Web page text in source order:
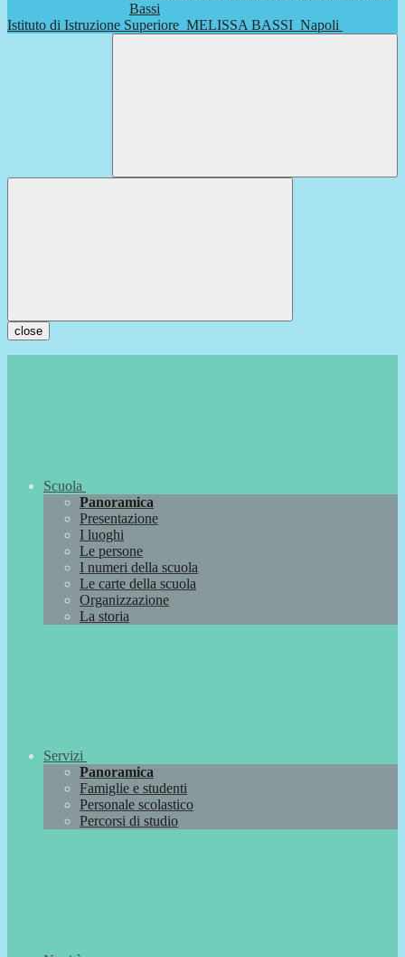
Istituto di Istruzione Superiore MELISSA BASSI Napoli
close
Scuola
Panoramica
Presentazione
I luoghi
Le persone
I numeri della scuola
Le carte della scuola
Organizzazione
La storia
Servizi
Panoramica
Famiglie e studenti
Personale scolastico
Percorsi di studio